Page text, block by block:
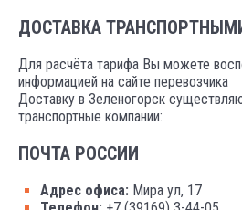
ДОСТАВКА
Для расчёта тарифа Вы можете
информацией на сайте перевозчика
Доставку в Зеленогорск
транспортные компании:
ПОЧТА РОССИИ
Адрес офиса: Мира ул, 17